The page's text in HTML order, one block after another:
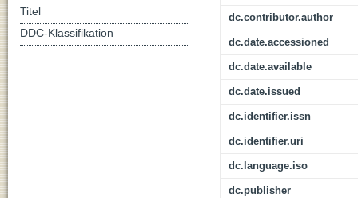
dc.contributor.author
dc.date.accessioned
dc.date.available
dc.date.issued
dc.identifier.issn
dc.identifier.uri
dc.language.iso
dc.publisher
Titel
DDC-Klassifikation